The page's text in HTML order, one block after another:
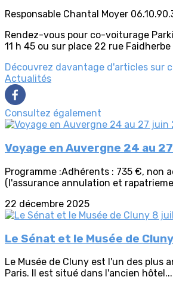
Responsable Chantal Moyer
Rendez-vous pour co-voiturage
11 h 45 ou sur place 22 rue Faidherbe
Découvrez davantage d'articles sur
Actualités
Consultez également
Voyage en Auvergne 24 au
Programme :Adhérents : 735 €, non
(l'assurance annulation et
22 décembre 2025
Le Sénat et le Musée de
Le Musée de Cluny est l'un des plus
Paris. Il est situé dans l'ancien hôtel...